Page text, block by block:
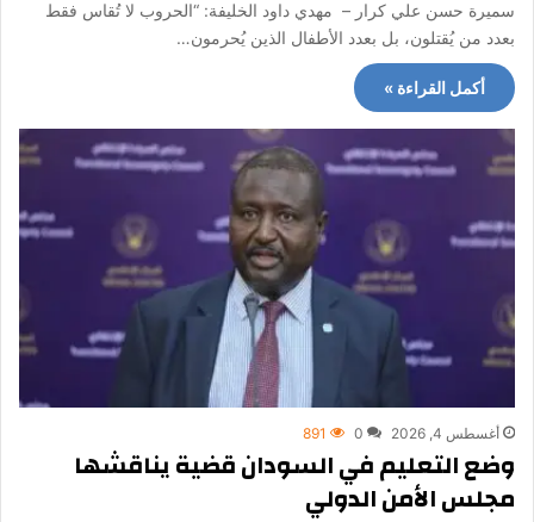
سميرة حسن علي كرار – مهدي داود الخليفة: “الحروب لا تُقاس فقط
بعدد من يُقتلون، بل بعدد الأطفال الذين يُحرمون…
أكمل القراءة »
أغسطس 4, 2026 0
891
وضع التعليم في السودان قضية يناقشها
مجلس الأمن الدولي